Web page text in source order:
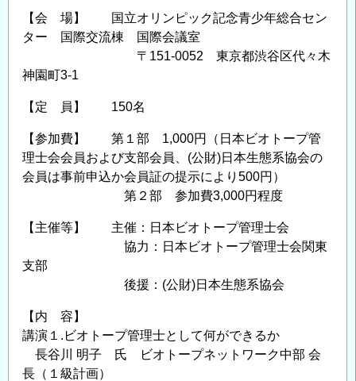
協
議
認
プ
ロ
グ
ラ
【会 場】 国立オリンピック記念青少年総合セン
ター 国際交流棟 国際会議室
〒151-0052 東京都渋谷区代々木
神園町3-1
【定 員】 150名
【参加費】 第１部 1,000円（日本ビオトープ管
理士会会員および支部会員、(公財)日本生態系協会の
会員は事前申込か会員証の提示により500円）
第２部 参加費3,000円程度
【主催等】 主催：日本ビオトープ管理士会
協力：日本ビオトープ管理士会関東
支部
後援：(公財)日本生態系協会
【内 容】
講演１.ビオトープ管理士として何ができるか
長谷川 明子 氏 ビオトープネットワーク中部 会
長（１級計画）